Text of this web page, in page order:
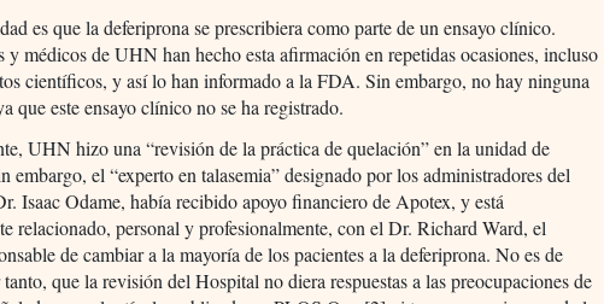
es que la deferiprona se prescribiera como parte de un ensayo clínico.
y médicos de UHN han hecho esta afirmación en repetidas ocasiones, incluso
científicos, y así lo han informado a la FDA. Sin embargo, no hay ninguna
que este ensayo clínico no se ha registrado.
UHN hizo una “revisión de la práctica de quelación” en la unidad de
embargo, el “experto en talasemia” designado por los administradores del
Isaac Odame, había recibido apoyo financiero de Apotex, y está
relacionado, personal y profesionalmente, con el Dr. Richard Ward, el
de cambiar a la mayoría de los pacientes a la deferiprona. No es de
que la revisión del Hospital no diera respuestas a las preocupaciones de